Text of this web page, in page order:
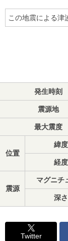
この地震による津
発生時刻
震源地
最大震度
位置
緯度
経度
震源
マグニチ
深さ
Twitter